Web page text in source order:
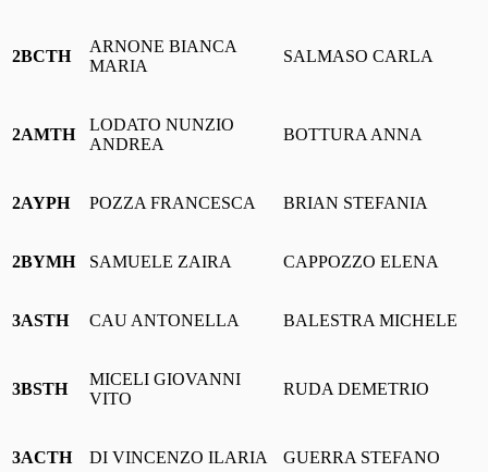
2BCTH
ARNONE BIANCA
MARIA
SALMASO CARLA
2AMTH
LODATO NUNZIO
ANDREA
BOTTURA ANNA
2AYPH POZZA FRANCESCA BRIAN STEFANIA
2BYMH SAMUELE ZAIRA CAPPOZZO ELENA
3ASTH CAU ANTONELLA BALESTRA MICHELE
3BSTH
MICELI GIOVANNI
VITO
RUDA DEMETRIO
3ACTH DI VINCENZO ILARIA GUERRA STEFANO